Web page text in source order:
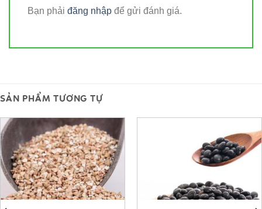
Bạn phải đăng nhập để gửi đánh giá.
SẢN PHẨM TƯƠNG TỰ